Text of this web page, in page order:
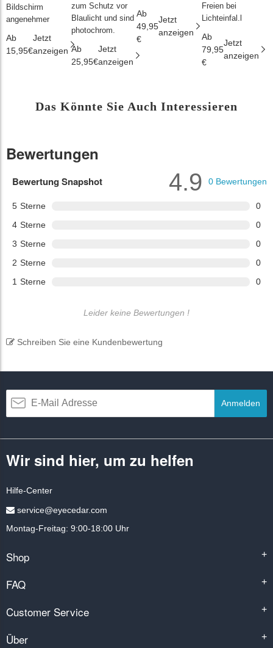
Bildschirm
angenehmer
Ab
15,95€
Jetzt
anzeigen
zum Schutz vor
Blaulicht und sind
photochrom.
Ab
25,95€
Jetzt
anzeigen
Ab
49,95
€
Jetzt
anzeigen
Freien bei
Lichteinfal.l
Ab
79,95
€
Jetzt
anzeigen
Das Könnte Sie Auch Interessieren
Bewertungen
Bewertung Snapshot
5 Sterne
0
4 Sterne
0
3 Sterne
0
2 Sterne
0
1 Sterne 0
4.9 0 Bewertungen
Leider keine Bewertungen !
Schreiben Sie eine Kundenbewertung
Anmelden
Wir sind hier, um zu helfen
Hilfe-Center
service@eyecedar.com
Montag-Freitag: 9:00-18:00 Uhr
Shop +
FAQ +
Customer Service +
Über +